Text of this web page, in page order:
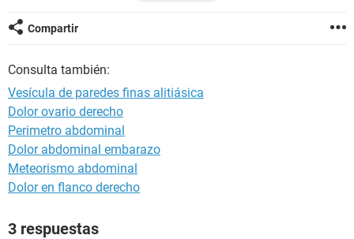
No se observan imágenes litiasicas ni dilatación
pielocalicial.
Compartir
Consulta también:
Vesícula de paredes finas alitiásica
Dolor ovario derecho
Perimetro abdominal
Dolor abdominal embarazo
Meteorismo abdominal
Dolor en flanco derecho
3 respuestas